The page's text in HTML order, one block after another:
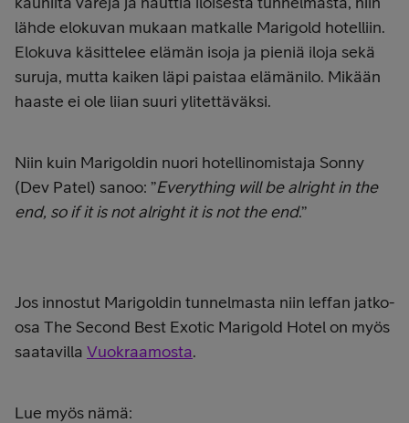
lähde elokuvan mukaan matkalle Marigold hotelliin.
Elokuva käsittelee elämän isoja ja pieniä iloja sekä
suruja, mutta kaiken läpi paistaa elämänilo. Mikään
haaste ei ole liian suuri ylitettäväksi.
Niin kuin Marigoldin nuori hotellinomistaja Sonny
(Dev Patel) sanoo: ”Everything will be alright in the
end, so if it is not alright it is not the end.”
Jos innostut Marigoldin tunnelmasta niin leffan jatko-
osa The Second Best Exotic Marigold Hotel on myös
saatavilla Vuokraamosta.
Lue myös nämä: